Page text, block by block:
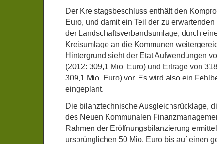
Der Kreistagsbeschluss enthält den
Euro, und damit ein Teil der zu
der Landschaftsverbandsumlage, durch
Kreisumlage an die Kommunen
Hintergrund sieht der Etat Aufwendungen
(2012: 309,1 Mio. Euro) und Erträge von
309,1 Mio. Euro) vor. Es wird also ein
eingeplant.
Die bilanztechnische Ausgleichsrücklage,
des Neuen Kommunalen
Rahmen der Eröffnungsbilanzierung
ursprünglichen 50 Mio. Euro bis auf einen